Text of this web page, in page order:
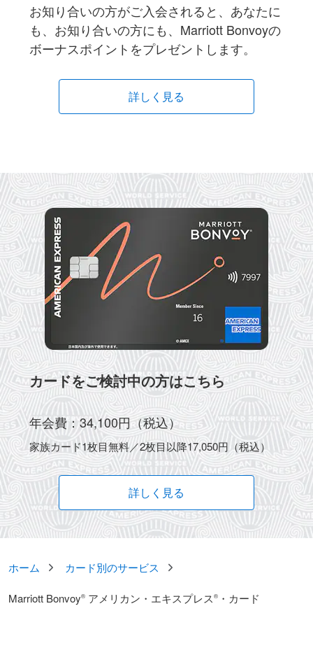
お知り合いの方がご入会されると、あなたに
も、お知り合いの方にも、Marriott Bonvoyの
ボーナスポイントをプレゼントします。
詳しく見る
カードをご検討中の方はこちら
年会費：34,100円（税込）
家族カード1枚目無料／2枚目以降17,050円（税込）
詳しく見る
ホーム カード別のサービス
Marriott Bonvoy® アメリカン・エキスプレス® ・カード